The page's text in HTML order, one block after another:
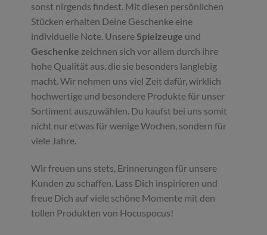
sonst nirgends findest. Mit diesen persönlichen
Stücken erhalten Deine Geschenke eine
individuelle Note. UnsereSpielzeuge und
Geschenke zeichnen sich vor allem durch ihre
hohe Qualität aus, die sie besonders langlebig
macht. Wir nehmen uns viel Zeit dafür, wirklich
hochwertige und besondere Produkte für unser
Sortiment auszuwählen. Du kaufst bei uns somit
nicht nur etwas für wenige Wochen, sondern für
viele Jahre.
Wir freuen uns stets, Erinnerungen für unsere
Kunden zu schaffen. Lass Dich inspirieren und
freue Dich auf viele schöne Momente mit den
tollen Produkten von Hocuspocus!